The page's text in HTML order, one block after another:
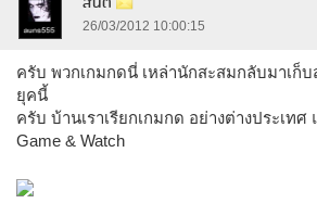
26/03/2012 10:00:15
ครับ พวกเกมกดนี่ เหล่านักสะสมกลับมาเก็
ยุคนี้
ครับ บ้านเราเรียกเกมกด อย่างต่างประเท
Game & Watch